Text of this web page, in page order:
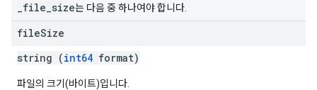
_file_size는 다음 중 하나여야 합니다.
fileSize
string (int64 format)
파일의 크기(바이트)입니다.